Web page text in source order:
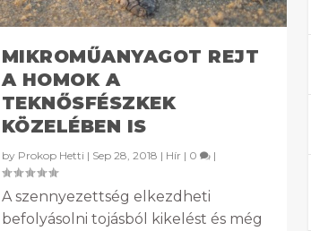
MIKROMŰANYAGOT REJT
A HOMOK A
TEKNŐSFÉSZKEK
KÖZELÉBEN IS
by Prokop Hetti | Sep 28, 2018 | Hír| 0 |
A szennyezettség elkezdheti
befolyásolni tojásból kikelést és még